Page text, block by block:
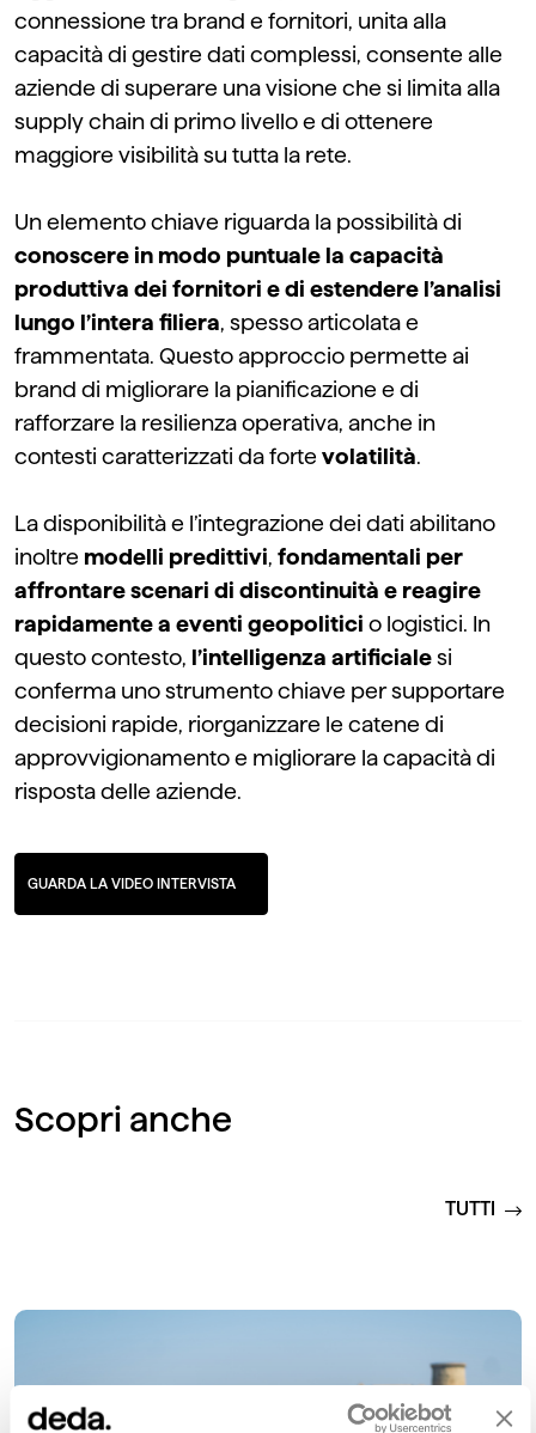
connessione tra brand e fornitori, unita alla
capacità di gestire dati complessi, consente alle
aziende di superare una visione che si limita alla
supply chain di primo livello e di ottenere
maggiore visibilità su tutta la rete.
Un elemento chiave riguarda la possibilità di
conoscere in modo puntuale la capacità
produttiva dei fornitori e di estendere l’analisi
lungo l’intera filiera, spesso articolata e
frammentata. Questo approccio permette ai
brand di migliorare la pianificazione e di
rafforzare la resilienza operativa, anche in
contesti caratterizzati da forte volatilità.
La disponibilità e l’integrazione dei dati abilitano
inoltre modelli predittivi, fondamentali per
affrontare scenari di discontinuità e reagire
rapidamente a eventi geopolitici o logistici. In
questo contesto, l’intelligenza artificiale si
conferma uno strumento chiave per supportare
decisioni rapide, riorganizzare le catene di
approvvigionamento e migliorare la capacità di
risposta delle aziende.
GUARDA LA VIDEO INTERVISTA
Scopri anche
TUTTI